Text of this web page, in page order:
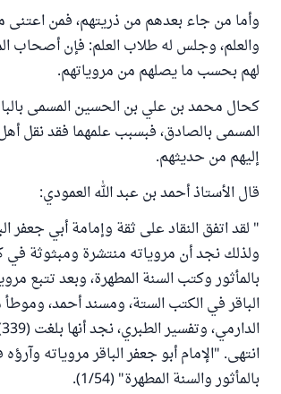
وأما من جاء بعدهم من ذريتهم، فمن اعتنى
والعلم، وجلس له طلاب العلم: فإن أصحاب
لهم بحسب ما يصلهم من مروياتهم.
كحال محمد بن علي بن الحسين المسمى
المسمى بالصادق، فبسبب علمهما فقد نقل
إليهم من حديثهم.
قال الأستاذ أحمد بن عبد الله العمودي:
" لقد اتفق النقاد على ثقة وإمامة أبي جعفر
ولذلك نجد أن مروياته منتشرة ومبثوثة في
بالمأثور وكتب السنة المطهرة، وبعد تتبع
الباقر في الكتب الستة، ومسند أحمد،
انتهى. "الإمام أبو جعفر الباقر مروياته
بالمأثور والسنة المطهرة" (1/54).